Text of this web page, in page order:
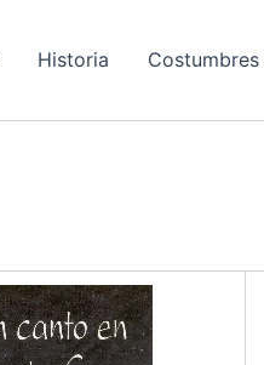
Historia Costumbres